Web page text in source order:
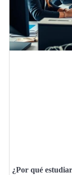
¿Por qué